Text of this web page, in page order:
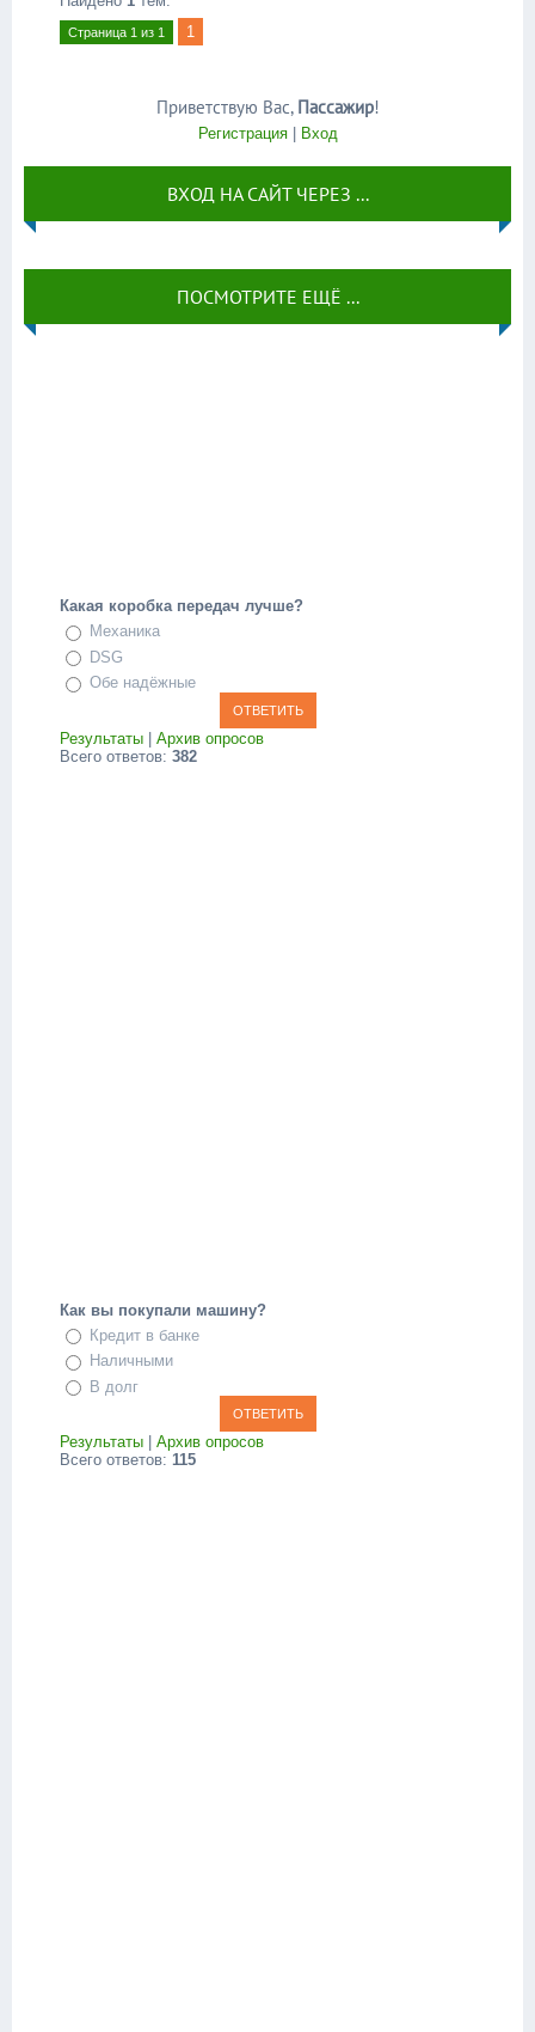
Страница 1 из 1 1
Приветствую Вас, Пассажир!
Регистрация| Вход
ВХОД НА САЙТ ЧЕРЕЗ ...
ПОСМОТРИТЕ ЕЩЁ ...
Какая коробка передач лучше?
Механика
DSG
Обе надёжные
Результаты | Архив опросов
Всего ответов: 382
Как вы покупали машину?
Кредит в банке
Наличными
В долг
Результаты
Архив опросов
Всего ответов: 115